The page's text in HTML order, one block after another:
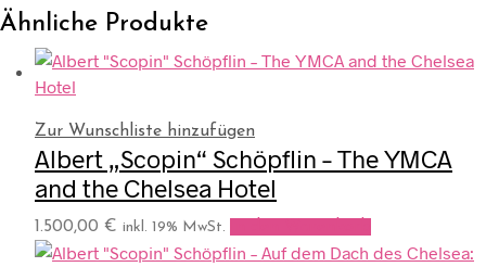
Ähnliche Produkte
Zur Wunschliste hinzufügen
Albert „Scopin“ Schöpflin – The YMCA
and the Chelsea Hotel
1.500,00 € inkl. 19% MwSt.